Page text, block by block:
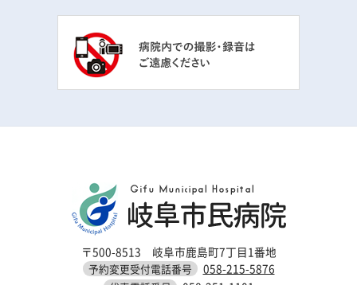
〒500-8513 岐阜市鹿島町7丁目1番地
予約変更受付電話番号 058-215-5876